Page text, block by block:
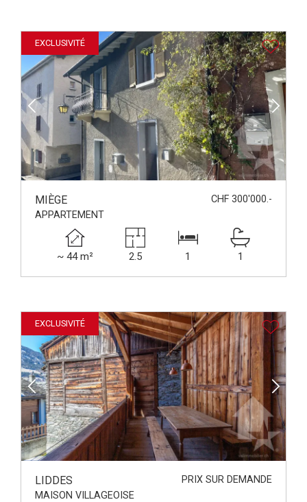
EXCLUSIVITÉ
MIÈGE
CHF 300'000.-
APPARTEMENT
~ 44 m² 2.5 1 1
EXCLUSIVITÉ
LIDDES
PRIX SUR DEMANDE
MAISON VILLAGEOISE